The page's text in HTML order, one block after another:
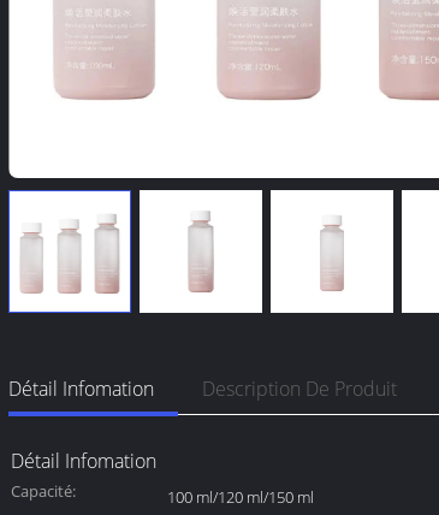
Détail Infomation Description De Produit
Détail Infomation
Capacité: 100 ml/120 ml/150 ml